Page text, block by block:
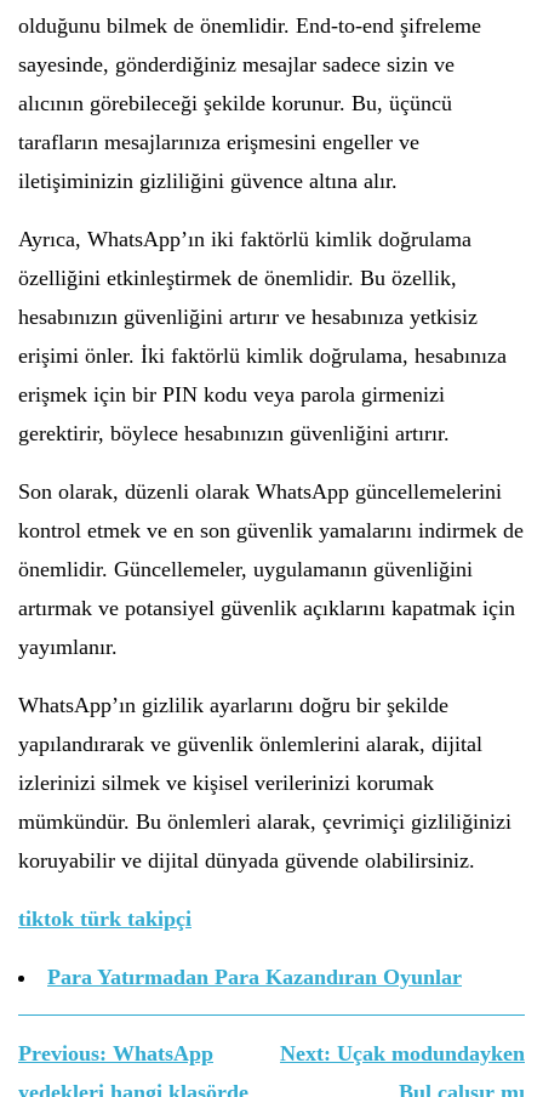
olduğunu bilmek de önemlidir. End-to-end şifreleme
sayesinde, gönderdiğiniz mesajlar sadece sizin ve
alıcının görebileceği şekilde korunur. Bu, üçüncü
tarafların mesajlarınıza erişmesini engeller ve
iletişiminizin gizliliğini güvence altına alır.
Ayrıca, WhatsApp’ın iki faktörlü kimlik doğrulama
özelliğini etkinleştirmek de önemlidir. Bu özellik,
hesabınızın güvenliğini artırır ve hesabınıza yetkisiz
erişimi önler. İki faktörlü kimlik doğrulama, hesabınıza
erişmek için bir PIN kodu veya parola girmenizi
gerektirir, böylece hesabınızın güvenliğini artırır.
Son olarak, düzenli olarak WhatsApp güncellemelerini
kontrol etmek ve en son güvenlik yamalarını indirmek de
önemlidir. Güncellemeler, uygulamanın güvenliğini
artırmak ve potansiyel güvenlik açıklarını kapatmak için
yayımlanır.
WhatsApp’ın gizlilik ayarlarını doğru bir şekilde
yapılandırarak ve güvenlik önlemlerini alarak, dijital
izlerinizi silmek ve kişisel verilerinizi korumak
mümkündür. Bu önlemleri alarak, çevrimiçi gizliliğinizi
koruyabilir ve dijital dünyada güvende olabilirsiniz.
tiktok türk takipçi
Para Yatırmadan Para Kazandıran Oyunlar
Yazı
gezinmesi
Previous: WhatsApp
yedekleri hangi klasörde
Next: Uçak modundayken
Bul çalışır mı